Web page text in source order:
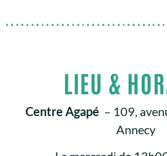
LIEU &
Centre Agapé – 109,
Annecy